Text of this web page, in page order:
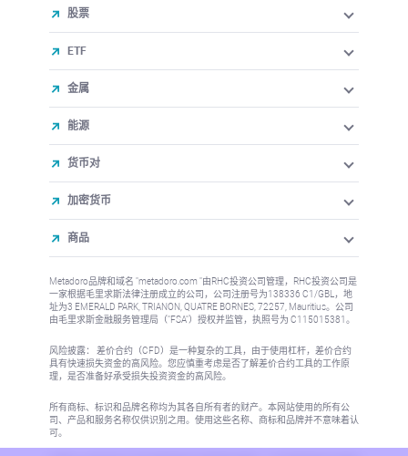
股票
ETF
金属
能源
货币对
加密货币
商品
Metadoro品牌和域名 "metadoro.com "由RHC投资公司管理，RHC投资公司是
一家根据毛里求斯法律注册成立的公司，公司注册号为138336 C1/GBL，地
址为3 EMERALD PARK, TRIANON, QUATRE BORNES, 72257, Mauritius。公司
由毛里求斯金融服务管理局（"FSA"）授权并监管，执照号为 C115015381。
风险披露： 差价合约（CFD）是一种复杂的工具，由于使用杠杆，差价合约
具有快速损失资金的高风险。您应慎重考虑是否了解差价合约工具的工作原
理，是否准备好承受损失投资资金的高风险。
所有商标、标识和品牌名称均为其各自所有者的财产。本网站使用的所有公
司、产品和服务名称仅供识别之用。使用这些名称、商标和品牌并不意味着认
可。